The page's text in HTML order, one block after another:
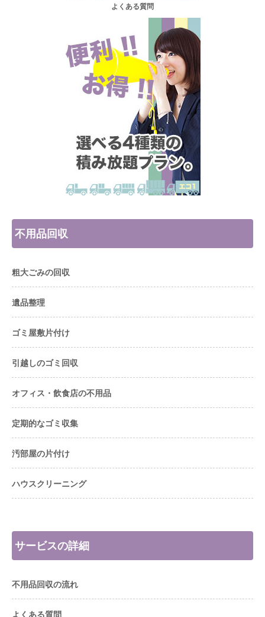
よくある質問
不用品回収
粗大ごみの回収
遺品整理
ゴミ屋敷片付け
引越しのゴミ回収
オフィス・飲食店の不用品
定期的なゴミ収集
汚部屋の片付け
ハウスクリーニング
サービスの詳細
不用品回収の流れ
よくある質問